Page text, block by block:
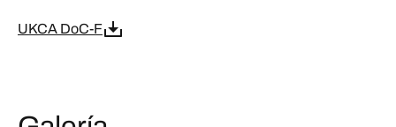
UKCA DoC-F